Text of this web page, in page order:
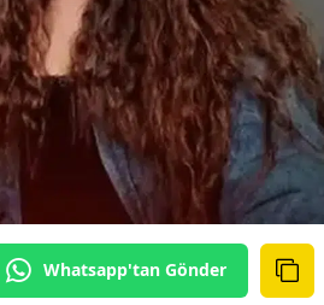
Whatsapp'tan Gönder